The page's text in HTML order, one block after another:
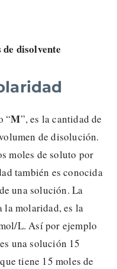
disolvente
“M”, es la cantidad de
de disolución.
moles de soluto por
también es conocida
de una solución. La
la molaridad, es la
L. Así por ejemplo
una solución 15
tiene 15 moles de